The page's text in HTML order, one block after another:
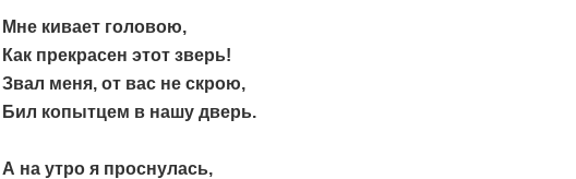
Мне кивает головою,
Как прекрасен этот зверь!
Звал меня, от вас не скрою,
Бил копытцем в нашу дверь.
А на утро я проснулась,